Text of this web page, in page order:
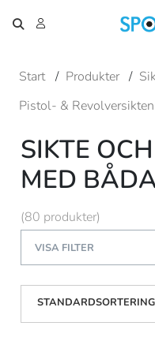
Start / Produkter /
Pistol- & Revolversikten
SIKTE
MED
(80 produkter)
VISA FILTER
STANDARDSORTERING